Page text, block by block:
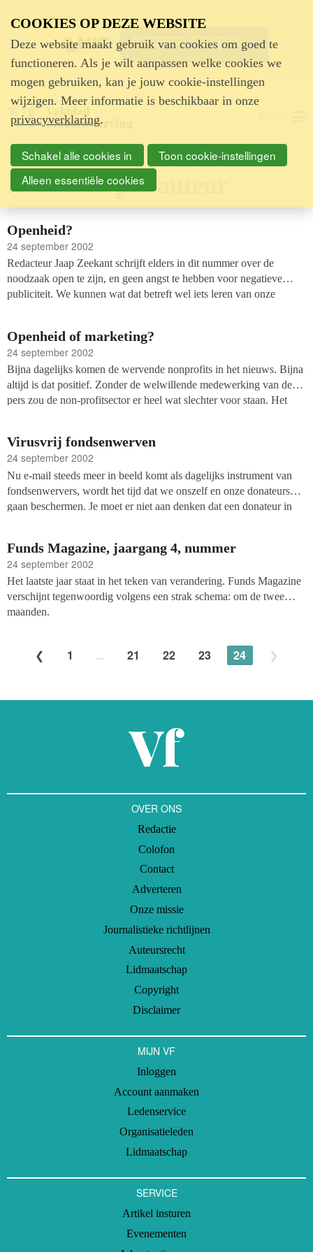
Advertentie
Artikelen per auteur
Openheid?
24 september 2002
Redacteur Jaap Zeekant schrijft elders in dit nummer over de
noodzaak open te zijn, en geen angst te hebben voor negatieve
publiciteit. We kunnen wat dat betreft wel iets leren van onze
zijn. Dat betekent dat regelmatig bedenkelijke kwesties voor het
voetlicht komen, zonder dat dat schadelijk is voor de wervende
non-profitsector als geheel.
Openheid of marketing?
24 september 2002
Bijna dagelijks komen de wervende nonprofits in het nieuws. Bijna
altijd is dat positief. Zonder de welwillende medewerking van de
pers zou de non-profitsector er heel wat slechter voor staan. Het
welgezind. En dat vinden we dan maar niets. Dat is logisch, want
negatieve berichtgeving is slecht voor het imago van je goede doel
en vooral slecht voor de fondsenwerving. Binnen de
brancheorganisaties, zoals de Vereniging van Fondsenwervende
Instellingen, wordt negatieve publiciteit dan ook gezien als iets dat
in deze tijd!
Virusvrij fondsenwerven
24 september 2002
Nu e-mail steeds meer in beeld komt als dagelijks instrument van
fondsenwervers, wordt het tijd dat we onszelf en onze donateurs
gaan beschermen. Je moet er niet aan denken dat een donateur in
probeert te houden.
Funds Magazine, jaargang 4, nummer
24 september 2002
Het laatste jaar staat in het teken van verandering. Funds Magazine
verschijnt tegenwoordig volgens een strak schema: om de twee
maanden.
1 ... 21 22 23 24
OVER ONS
Redactie
Colofon
Contact
Adverteren
Onze missie
Journalistieke richtlijnen
Auteursrecht
Lidmaatschap
Copyright
Disclaimer
MIJN VF
Inloggen
Account aanmaken
Ledenservice
Organisatieleden
Lidmaatschap
SERVICE
Artikel insturen
Evenementen
COOKIES OP DEZE WEBSITE
Deze website maakt gebruik van cookies om goed te
functioneren. Als je wilt aanpassen welke cookies we
mogen gebruiken, kan je jouw cookie-instellingen
wijzigen. Meer informatie is beschikbaar in onze
privacyverklaring.
Schakel alle cookies in
Toon cookie-instellingen
Alleen essentiële cookies